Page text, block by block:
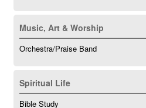
Music, Art & Worship
Orchestra/Praise Band
Spiritual Life
Bible Study